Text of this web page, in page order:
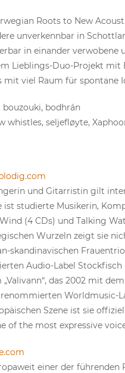
Roots to New
unverkennbar in
in einander
Lieblings-Duo-Projekt mit
mit viel Raum für spontane
bodhrán
whistles, seljefløyte,
und Gitarristin gilt
ist studierte Musikerin,
(4 CDs) und Talking
Wurzeln zeigt sie
skandinavischen
Audio-Label
das 2002 mit
Worldmusic-
Szene ist sie
of the most expressive
einer der